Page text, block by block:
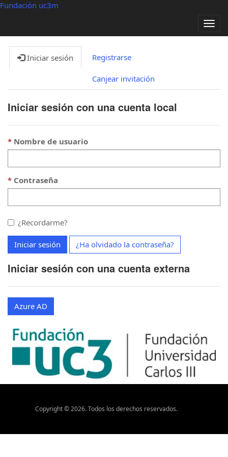
Fundación uc3m
Iniciar sesión Registrarse
Canjear invitación
Iniciar sesión con una cuenta local
Nombre de usuario
Contraseña
¿Recordarme?
Iniciar sesión ¿Ha olvidado la contraseña?
Iniciar sesión con una cuenta externa
Azure AD
Copyright ©2026. Todos los derechos reservados.